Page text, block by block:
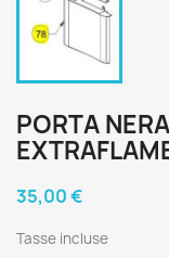
PORTA
35,00 €
Tasse incluse